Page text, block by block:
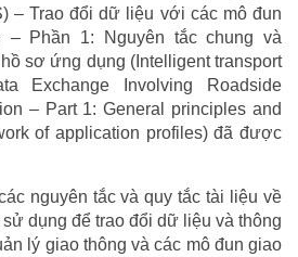
– Trao đổi dữ liệu với các mô đun
Phần 1: Nguyên tắc chung và
sơ ứng dụng (Intelligent transport
Exchange Involving Roadside
– Part 1: General principles and
of application profiles) đã được
nguyên tắc và quy tắc tài liệu về
dụng để trao đổi dữ liệu và thông
lý giao thông và các mô đun giao